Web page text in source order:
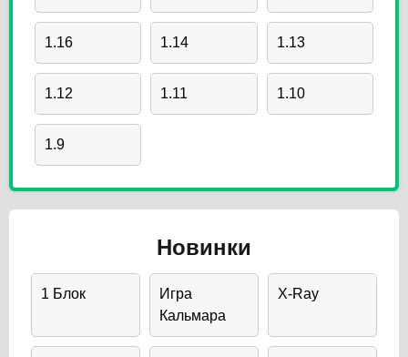
1.16 1.14 1.13
1.12 1.11 1.10
1.9
Новинки
1 Блок
Игра
Кальмара
X-Ray